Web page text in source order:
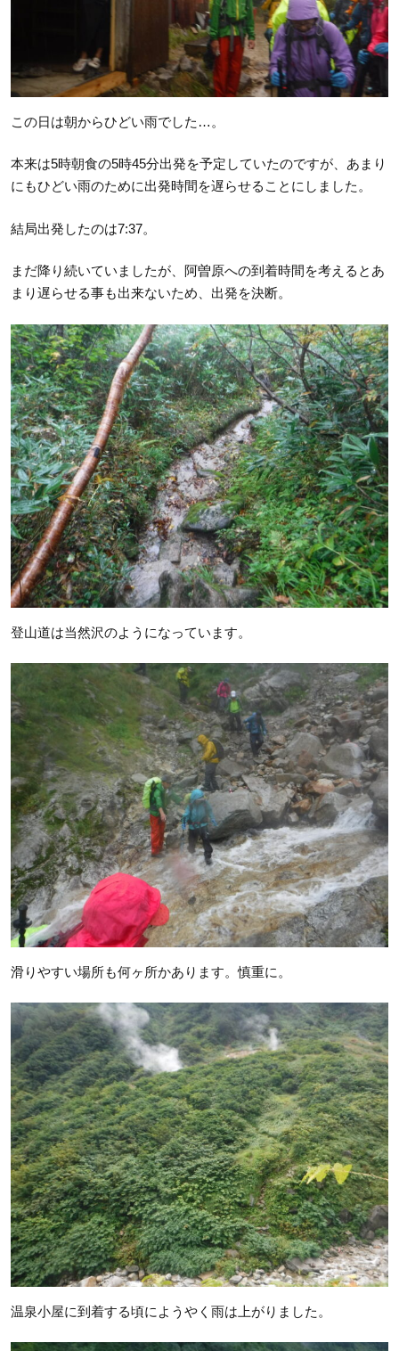
この日は朝からひどい雨でした…。
本来は5時朝食の5時45分出発を予定していたのですが、あまり
にもひどい雨のために出発時間を遅らせることにしました。
結局出発したのは7:37。
まだ降り続いていましたが、阿曽原への到着時間を考えるとあ
まり遅らせる事も出来ないため、出発を決断。
登山道は当然沢のようになっています。
滑りやすい場所も何ヶ所かあります。慎重に。
温泉小屋に到着する頃にようやく雨は上がりました。